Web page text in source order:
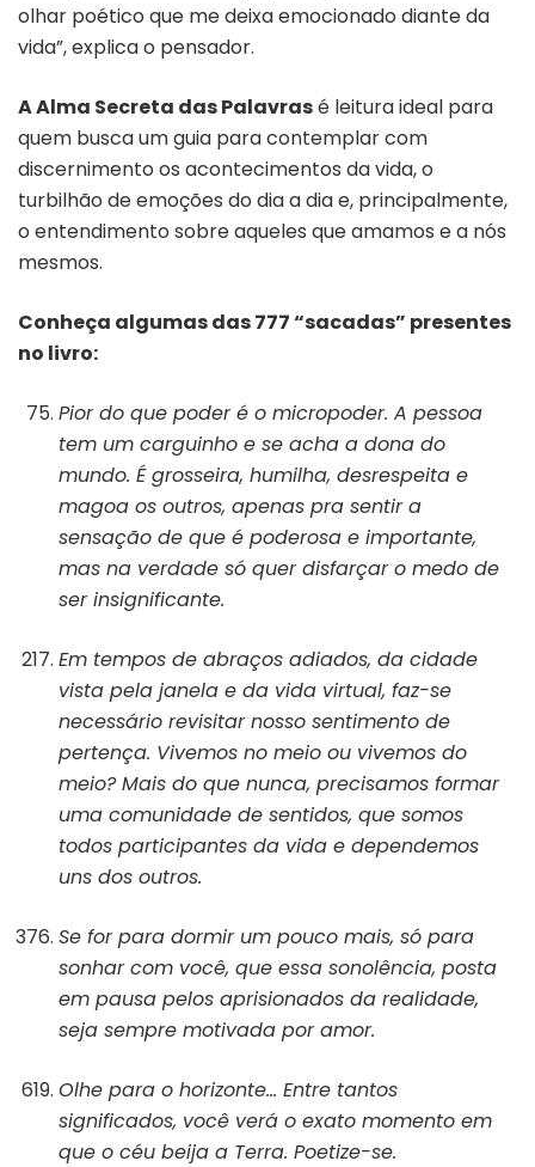
olhar poético que me deixa emocionado diante da
vida”, explica o pensador.
A Alma Secreta das Palavrasé leitura ideal para
quem busca um guia para contemplar com
discernimento os acontecimentos da vida, o
turbilhão de emoções do dia a dia e, principalmente,
o entendimento sobre aqueles que amamos e a nós
mesmos.
Conheça algumas das 777 “sacadas” presentes
no livro:
Pior do que poder é o micropoder. A pessoa
tem um carguinho e se acha a dona do
mundo. É grosseira, humilha, desrespeita e
magoa os outros, apenas pra sentir a
sensação de que é poderosa e importante,
mas na verdade só quer disfarçar o medo de
ser insignificante.
Em tempos de abraços adiados, da cidade
vista pela janela e da vida virtual, faz-se
necessário revisitar nosso sentimento de
pertença. Vivemos no meio ou vivemos do
meio? Mais do que nunca, precisamos formar
uma comunidade de sentidos, que somos
todos participantes da vida e dependemos
uns dos outros.
Se for para dormir um pouco mais, só para
sonhar com você, que essa sonolência, posta
em pausa pelos aprisionados da realidade,
seja sempre motivada por amor.
Olhe para o horizonte… Entre tantos
significados, você verá o exato momento em
que o céu beija a Terra. Poetize-se.